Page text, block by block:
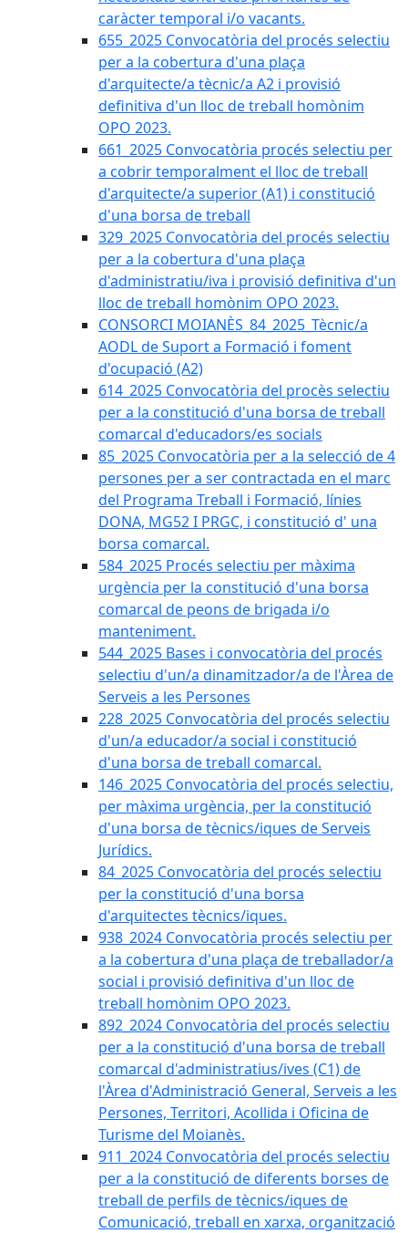
caràcter temporal i/o vacants.
655_2025 Convocatòria del procés selectiu
per a la cobertura d'una plaça
d'arquitecte/a tècnic/a A2 i provisió
definitiva d'un lloc de treball homònim
OPO 2023.
661_2025 Convocatòria procés selectiu per
a cobrir temporalment el lloc de treball
d'arquitecte/a superior (A1) i constitució
d'una borsa de treball
329_2025 Convocatòria del procés selectiu
per a la cobertura d'una plaça
d'administratiu/iva i provisió definitiva d'un
lloc de treball homònim OPO 2023.
CONSORCI MOIANÈS_84_2025_Tècnic/a
AODL de Suport a Formació i foment
d'ocupació (A2)
614_2025 Convocatòria del procès selectiu
per a la constitució d'una borsa de treball
comarcal d'educadors/es socials
85_2025 Convocatòria per a la selecció de 4
persones per a ser contractada en el marc
del Programa Treball i Formació, línies
DONA, MG52 I PRGC, i constitució d' una
borsa comarcal.
584_2025 Procés selectiu per màxima
urgència per la constitució d'una borsa
comarcal de peons de brigada i/o
manteniment.
544_2025 Bases i convocatòria del procés
selectiu d'un/a dinamitzador/a de l'Àrea de
Serveis a les Persones
228_2025 Convocatòria del procés selectiu
d'un/a educador/a social i constitució
d'una borsa de treball comarcal.
146_2025 Convocatòria del procés selectiu,
per màxima urgència, per la constitució
d'una borsa de tècnics/iques de Serveis
Jurídics.
84_2025 Convocatòria del procés selectiu
per la constitució d'una borsa
d'arquitectes tècnics/iques.
938_2024 Convocatòria procés selectiu per
a la cobertura d'una plaça de treballador/a
social i provisió definitiva d'un lloc de
treball homònim OPO 2023.
892_2024 Convocatòria del procés selectiu
per a la constitució d'una borsa de treball
comarcal d'administratius/ives (C1) de
l'Àrea d'Administració General, Serveis a les
Persones, Territori, Acollida i Oficina de
Turisme del Moianès.
911_2024 Convocatòria del procés selectiu
per a la constitució de diferents borses de
treball de perfils de tècnics/iques de
Comunicació, treball en xarxa, organització